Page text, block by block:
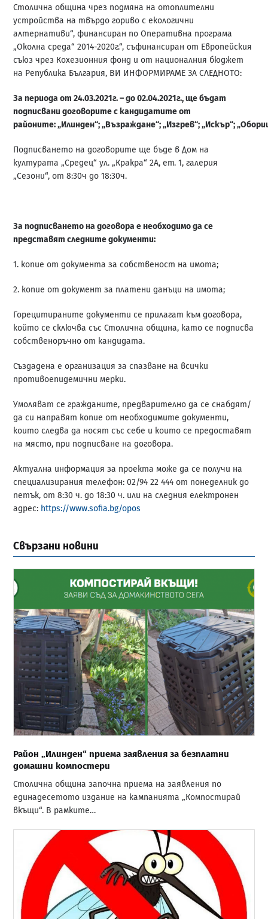
Столична община чрез подмяна на отоплителни
устройства на твърдо гориво с екологични
алтернативи“, финансиран по Оперативна програма
„Околна среда“ 2014-2020г.“, съфинансиран от Европейския
съюз чрез Кохезионния фонд и от националния бюджет
на Република България, ВИ ИНФОРМИРАМЕ ЗА СЛЕДНОТО:
За периода от 24.03.2021г. – до 02.04.2021г., ще бъдат
подписвани договорите с кандидатите от
районите: „Илинден“;„Възраждане“; „Изгрев“; „Искър“;
Подписването на договорите ще бъде в Дом на
културата „Средец“ ул. „Кракра“ 2А, ет. 1, галерия
„Сезони“, от 8:30ч до 18:30ч.
За подписването на договора е необходимо да се
представят следните документи:
1. копие от документа за собственост на имота;
2. копие от документ за платени данъци на имота;
Горецитираните документи се прилагат към договора,
който се сключва със Столична община, като се подписва
собственоръчно от кандидата.
Създадена е организация за спазване на всички
противоепидемични мерки.
Умоляват се гражданите, предварително да се снабдят/
да си направят копие от необходимите документи,
които следва да носят със себе и които се предоставят
на място, при подписване на договора.
Актуална информация за проекта може да се получи на
специализирания телефон: 02/94 22 444 от понеделник до
петък, от 8:30 ч. до 18:30 ч. или на следния електронен
адрес: https://www.sofia.bg/opos
Свързани новини
Район „Илинден“ приема заявления за безплатни
домашни компостери
Столична община започна приема на заявления по
единадесетото издание на кампанията „Компостирай
вкъщи“. В рамките…